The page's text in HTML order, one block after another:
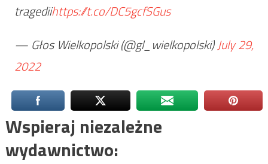
tragediihttps://t.co/DC5gcfSGus
— Głos Wielkopolski (@gl_wielkopolski)July 29,
2022
Wspieraj niezależne
wydawnictwo: